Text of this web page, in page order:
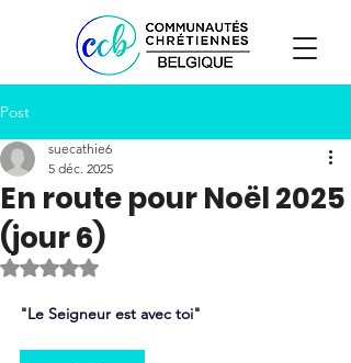
Post
En route pour Noël 2025
(jour 6)
suecathie6
5 déc. 2025
Noté NaN étoiles sur 5.
"Le Seigneur est avec toi"